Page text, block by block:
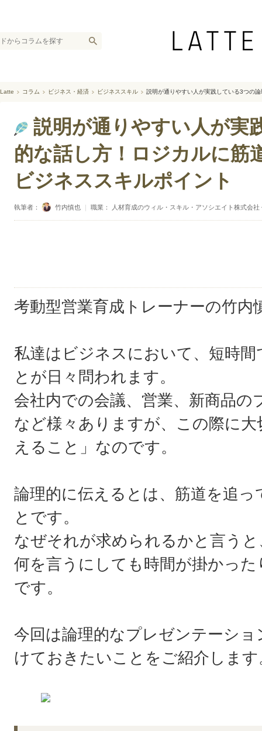
Latte コラム ビジネス・経済 ビジネススキル 説明が通りやすい人が実践している3つの
説明が通りやすい人が実
的な話し方！ロジカルに筋
ビジネススキルポイント
執筆者： 竹内慎也 ｜ 職業： 人材育成のウィル・スキル・アソシエイト株式会社
考動型営業育成トレーナーの竹内
私達はビジネスにおいて、短時
とが日々問われます。
会社内での会議、営業、新商品の
など様々ありますが、この際に
えること」なのです。
論理的に伝えるとは、筋道を追
とです。
なぜそれが求められるかと言う
何を言うにしても時間が掛かっ
です。
今回は論理的なプレゼンテーシ
けておきたいことをご紹介します